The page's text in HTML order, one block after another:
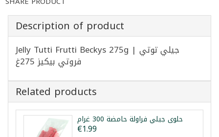
Description of product
Jelly Tutti Frutti Beckys 275g | جيلي توتي
فروتي بيكيز 275غ
Related products
حلوى جيلي فراولة حامضة 300 غرام
€1.99